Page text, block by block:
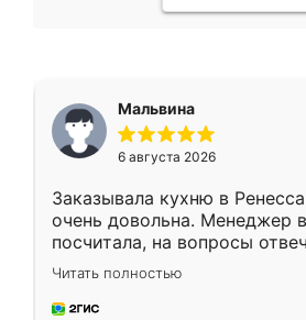
Мальвина
6 августа 2026
Заказывала кухню в
очень довольна. Менеджер
посчитала, на вопросы
Замерщик приехал в
делу со всей
за день, ребята работали
Читать полностью